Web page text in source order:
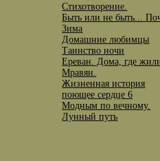
Стихотворение.
Быть или не быть...
Зима
Домашние любимцы
Таинство ночи
Ереван. Дома, где
Мравян.
Жизненная история
поющее сердце 6
Модным по вечному.
Лунный путь